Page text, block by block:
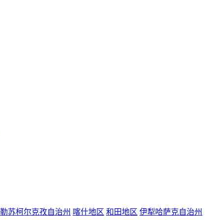
苏柯尔克孜自治州 喀什地区 和田地区 伊犁哈萨克自治州